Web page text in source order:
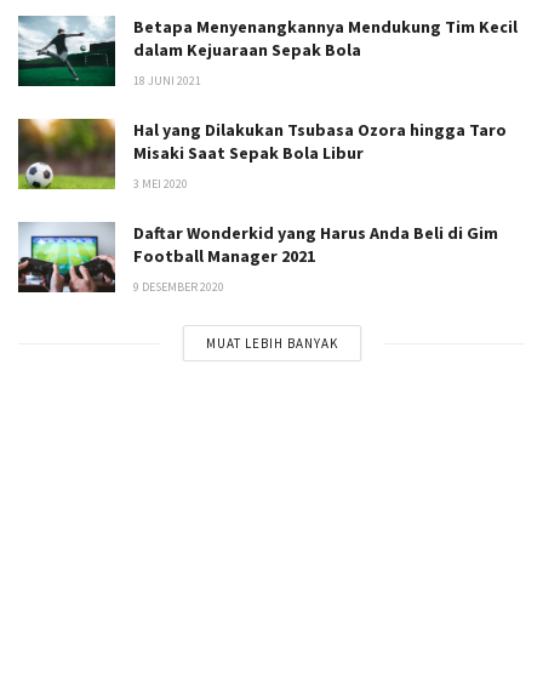
Betapa Menyenangkannya Mendukung Tim Kecil
dalam Kejuaraan Sepak Bola
18 JUNI 2021
Hal yang Dilakukan Tsubasa Ozora hingga Taro
Misaki Saat Sepak Bola Libur
3 MEI 2020
Daftar Wonderkid yang Harus Anda Beli di Gim
Football Manager 2021
9 DESEMBER 2020
MUAT LEBIH BANYAK